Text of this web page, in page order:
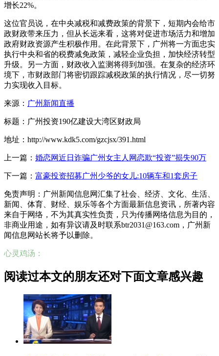
增长22%。
这位官员说，在中央减税和减费政策的背景下，短期内会给市
政财政带来压力，但从长远来看，这将对促进市场活力和增加
政府财政资源产生积极作用。在此背景下，广州将一方面忠实
执行中央和省的税费减免政策，减轻企业负担，加快经济转型
升级。另一方面，财政收入监测将得到加强。在复杂的经济环
境下，市财政部门将密切跟踪减税政策的执行情况，尽一切努
力实现收入目标。
来源： 广州新闻直播
标题：广州投资190亿建设大湾区财政局
地址：http://www.kdk5.com/gzcjsx/391.html
上一篇： 婚恋网近日诈骗广州女主人网恋欺“投资”损失90万
下一篇： 富豪投资招募广州少爷的女儿:10辆车和1套房子
免责声明：广州新闻信息网汇集了社会、经济、文化、生活、
新闻、体育、财经、娱乐等各个方面最新信息资讯，所著内容
来自于网络，不为其真实性负责，只为传播网络信息为目的，
非商业用途，如有异议请及时联系btr2031@163.com，广州新
闻信息网站长将予以删除。
心灵鸡汤：
阅读过本文的朋友还对下面文章感兴趣